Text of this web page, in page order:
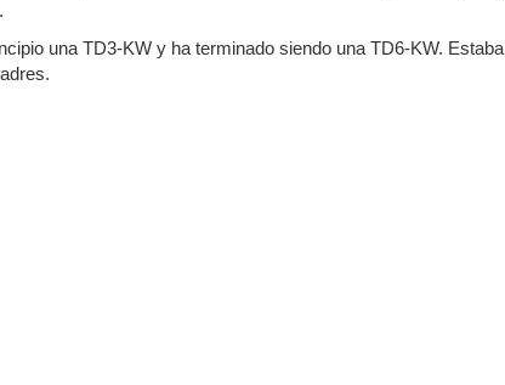
una TD3-KW y ha terminado siendo una TD6-KW. Estaba